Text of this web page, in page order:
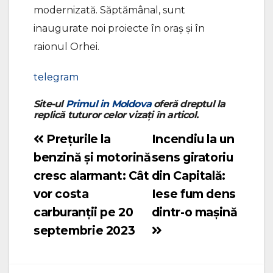
modernizată. Săptămânal, sunt
inaugurate noi proiecte în oraș și în
raionul Orhei.
telegram
Site-ulPrimul in Moldovaoferă dreptul la
replică tuturor celor vizați în articol.
Navigare
în
Incendiu la un
sens giratoriu
din Capitală:
Iese fum dens
dintr-o mașină
Prețurile la
benzină și motorină
cresc alarmant: Cât
vor costa
carburanții pe 20
septembrie 2023